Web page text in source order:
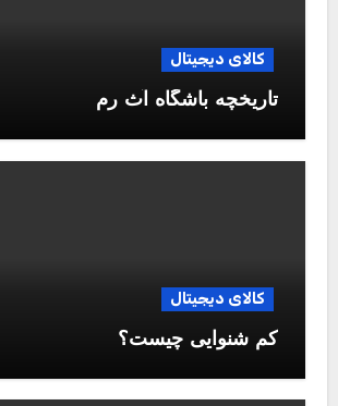
کالای دیجیتال
تاریخچه باشگاه آث رم
کالای دیجیتال
کم شنوایی چیست؟